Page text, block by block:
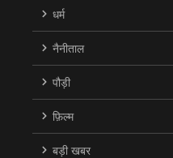
धर्म
नैनीताल
पौड़ी
फ़िल्म
बड़ी खबर